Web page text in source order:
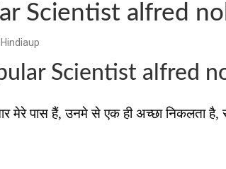
Scientist alfred
Hindiaup
Scientist alfred
मेरे पास हैं, उनमे से एक ही अच्छा निकलता है,